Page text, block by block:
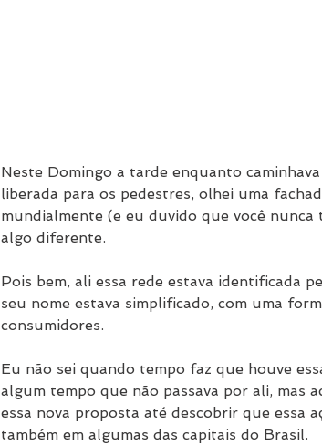
Neste Domingo a tarde enquanto
liberada para os pedestres, olhei uma
mundialmente (e eu duvido que você
algo diferente.
Pois bem, ali essa rede estava identificada
seu nome estava simplificado, com uma
consumidores.
Eu não sei quando tempo faz que houve
algum tempo que não passava por ali, mas
essa nova proposta até descobrir que essa
também em algumas das capitais do Brasil.